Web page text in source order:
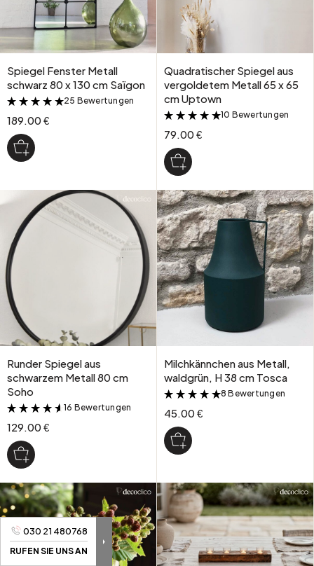
030 21 480768
RUFEN SIE UNS AN
Spiegel Fenster Metall
schwarz 80 x 130 cm Saïgon
&
25 Bewertungen
189.00 €
Quadratischer Spiegel aus
vergoldetem Metall 65 x 65
cm Uptown
&
10 Bewertungen
79.00 €
Runder Spiegel aus
schwarzem Metall 80 cm
Soho
&
16 Bewertungen
129.00 €
Milchkännchen aus Metall,
waldgrün, H 38 cm Tosca
&
8 Bewertungen
45.00 €